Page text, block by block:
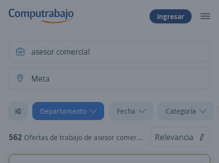
Ingresar
Departamento Fecha Categoría
562 Ofertas de trabajo de asesor comercial en Meta Relevancia